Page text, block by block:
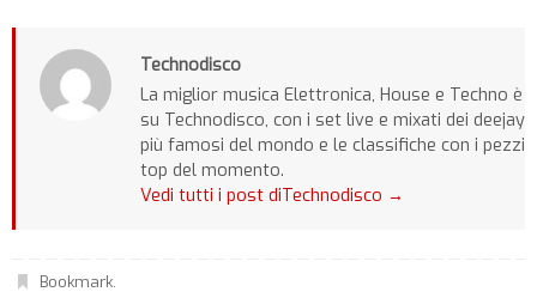
Technodisco
La miglior musica Elettronica, House e Techno è
su Technodisco, con i set live e mixati dei deejay
più famosi del mondo e le classifiche con i pezzi
top del momento.
Vedi tutti i post diTechnodisco →
Bookmark.